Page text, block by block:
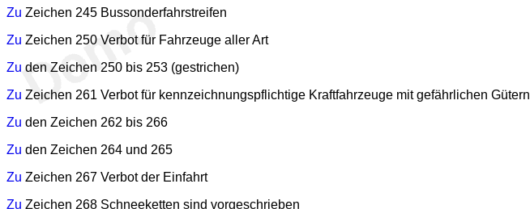
Zu Zeichen 245 Bussonderfahrstreifen
Zu Zeichen 250 Verbot für Fahrzeuge aller Art
Zu den Zeichen 250 bis 253 (gestrichen)
Zu Zeichen 261 Verbot für kennzeichnungspflichtige Kraftfahrzeuge mit gefährlichen Gütern
Zu den Zeichen 262 bis 266
Zu den Zeichen 264 und 265
Zu Zeichen 267 Verbot der Einfahrt
Zu Zeichen 268 Schneeketten sind vorgeschrieben